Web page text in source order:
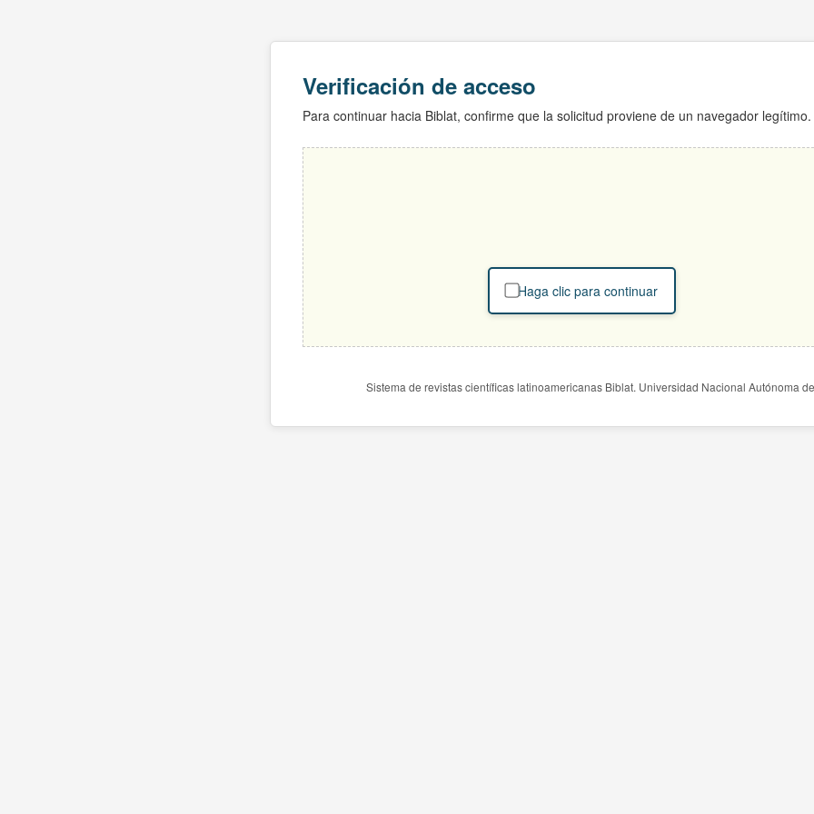
Verificación de acceso
Para continuar hacia Biblat, confirme que la solicitud proviene de un navegador legítimo.
Haga clic para continuar
Sistema de revistas científicas latinoamericanas Biblat. Universidad Nacional Autónoma